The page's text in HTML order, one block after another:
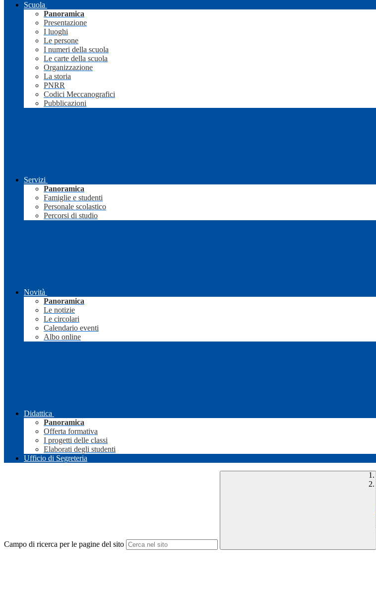
Scuola
Panoramica
Presentazione
I luoghi
Le persone
I numeri della scuola
Le carte della scuola
Organizzazione
La storia
PNRR
Codici Meccanografici
Pubblicazioni
Servizi
Panoramica
Famiglie e studenti
Personale scolastico
Percorsi di studio
Novità
Panoramica
Le notizie
Le circolari
Calendario eventi
Albo online
Didattica
Panoramica
Offerta formativa
I progetti delle classi
Elaborati degli studenti
Ufficio di Segreteria
Campo di ricerca per le pagine del sito